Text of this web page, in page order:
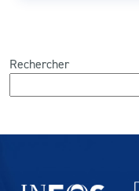
Rechercher
Partenaires du lausanne-